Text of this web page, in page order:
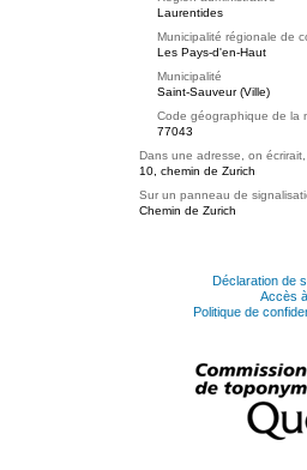
Laurentides
Municipalité régionale de
Les Pays-d'en-Haut
Municipalité
Saint-Sauveur (Ville)
Code géographique de la
77043
Dans une adresse, on
10, chemin de Zurich
Sur un panneau de
Chemin de Zurich
Déclaration de
Accès
Politique de